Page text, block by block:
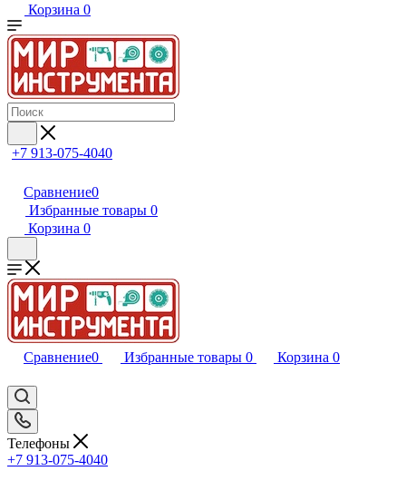
Корзина 0
+7 913-075-4040
Сравнение0
Избранные товары 0
Корзина 0
Сравнение0 Избранные товары 0 Корзина 0
Телефоны
+7 913-075-4040